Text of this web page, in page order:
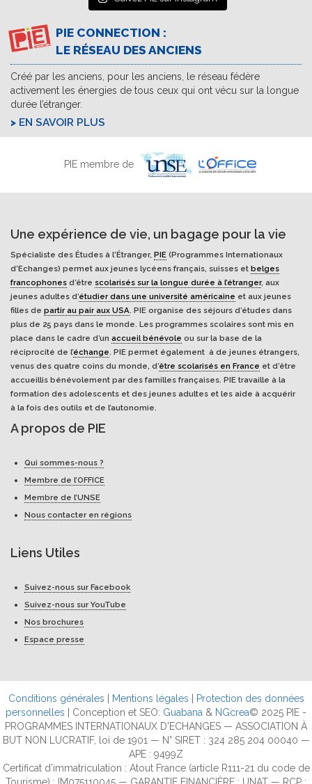
PIE CONNECTION :
LE RÉSEAU DES ANCIENS
Créé par les anciens, pour les anciens, le réseau fédère
activement les énergies de tous ceux qui ont vécu sur la longue
durée l’étranger.
EN SAVOIR PLUS
PIE membre de
Une expérience de vie, un bagage pour la vie
Spécialiste des Études à l'Étranger, PIE (Programmes Internationaux
d’Echanges) permet aux jeunes lycéens français, suisses et belges
francophones d’être scolarisés sur la longue durée à l’étranger, aux
jeunes adultes d’étudier dans une université américaine et aux jeunes
filles de partir au pair aux USA. PIE organise des séjours d’études dans
plus de 25 pays dans le monde. Les programmes scolaires sont mis en
place dans le cadre d’un accueil bénévole ou sur la base de la
réciprocité de l’échange. PIE permet également à de jeunes étrangers,
venus des quatre coins du monde, d’être scolarisés en France et d’être
accueillis bénévolement par des familles françaises. PIE travaille à la
formation des adolescents et des jeunes adultes et les aide à acquérir
à la fois des outils et de l’autonomie.
A propos de PIE
Qui sommes-nous ?
Membre de l’OFFICE
Membre de l’UNSE
Nous contacter en régions
Liens Utiles
Suivez-nous sur Facebook
Suivez-nous sur YouTube
Nos brochures
Espace presse
Conditions générales Mentions légales
Protection des données
personnelles | Conception et SEO: Guabana & NGcrea© 2025 PIE -
PROGRAMMES INTERNATIONAUX D'ECHANGES — ASSOCIATION À
BUT NON LUCRATIF, loi de 1901 — N° SIRET : 324 285 204 00040 —
APE : 9499Z
Certificat d’immatriculation : Atout France (article R111-21 du code de